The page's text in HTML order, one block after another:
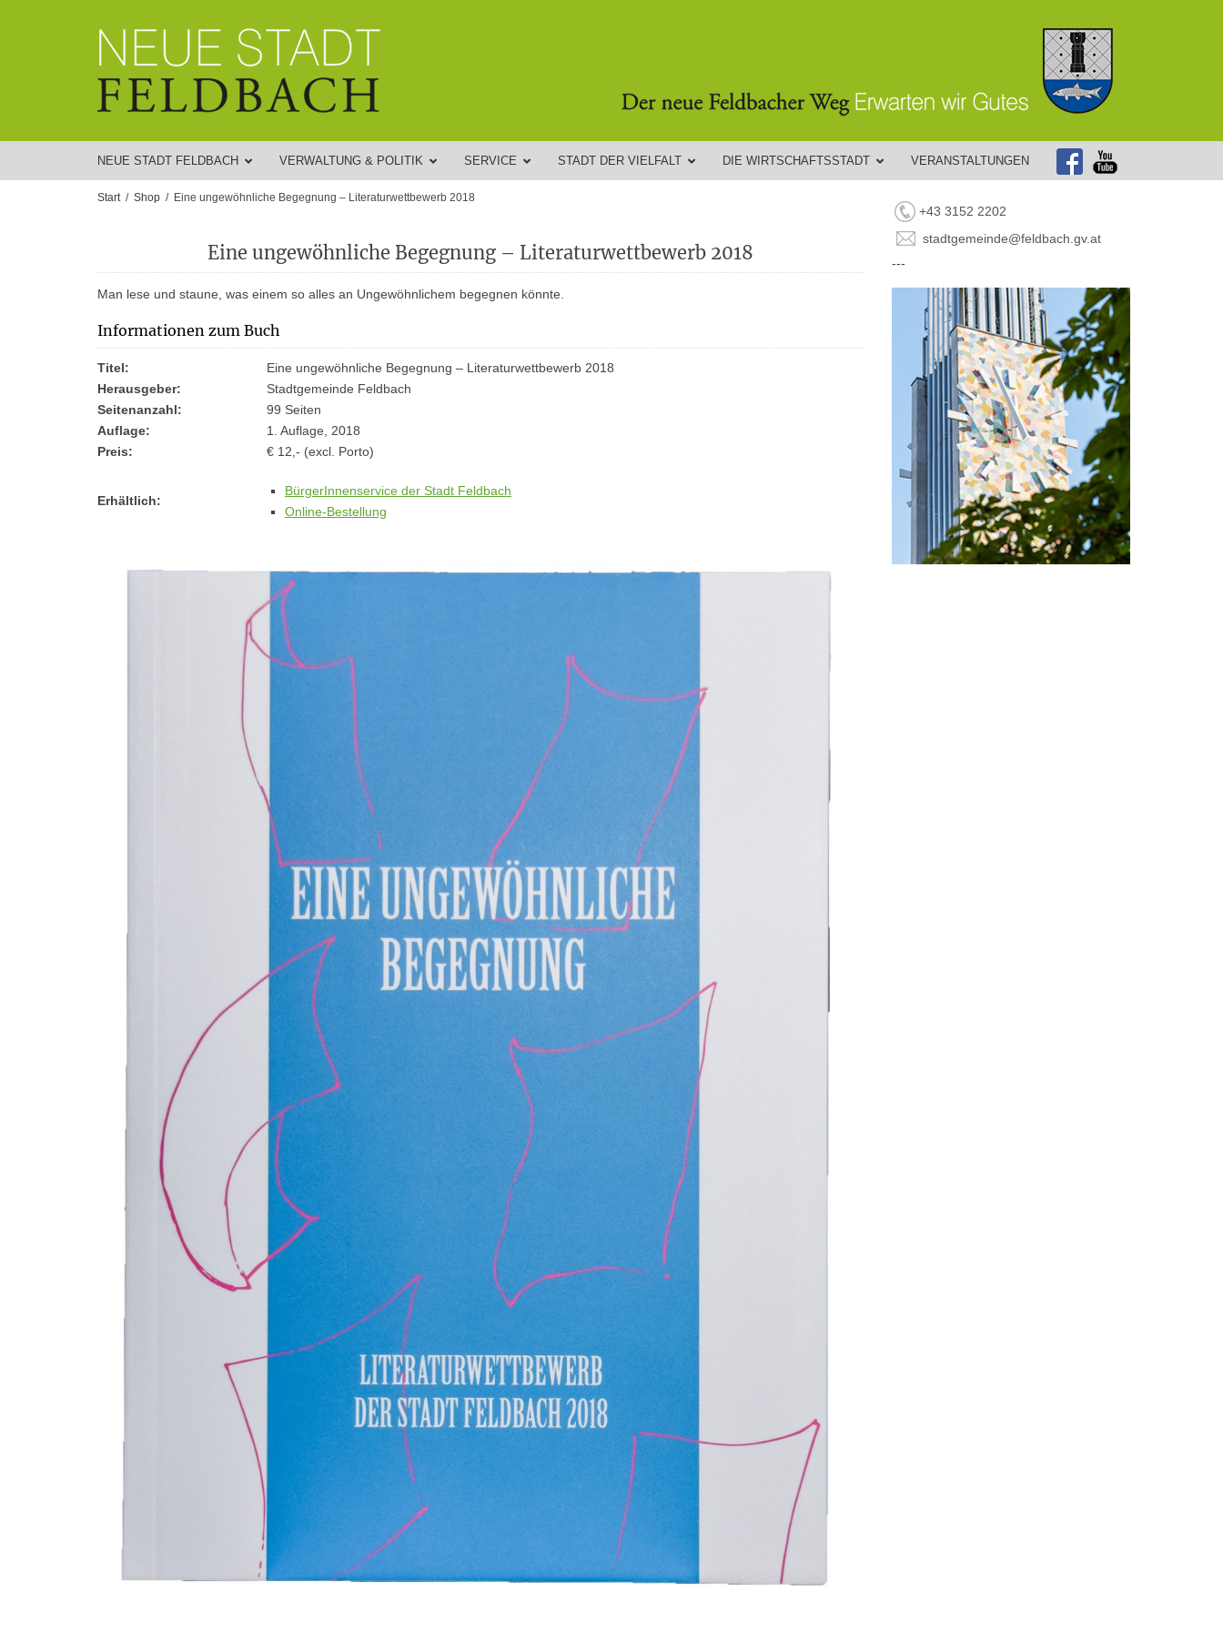
NEUE STADT FELDBACH VERWALTUNG & POLITIK SERVICE STADT DER VIELFALT DIE WIRTSCHAFTSSTADT VERANSTALTUNGEN
Start Shop Eine ungewöhnliche Begegnung – Literaturwettbewerb 2018
Eine ungewöhnliche Begegnung – Literaturwettbewerb 2018
Man lese und staune, was einem so alles an Ungewöhnlichem begegnen könnte.
Informationen zum Buch
Titel:
Eine ungewöhnliche Begegnung – Literaturwettbewerb 2018
Herausgeber:
Stadtgemeinde Feldbach
Seitenanzahl:
99 Seiten
Auflage:
1. Auflage, 2018
Preis:
€ 12,- (excl. Porto)
Erhältlich:
BürgerInnenservice der Stadt Feldbach
Online-Bestellung
+43 3152 2202
stadtgemeinde@feldbach.gv.at
---